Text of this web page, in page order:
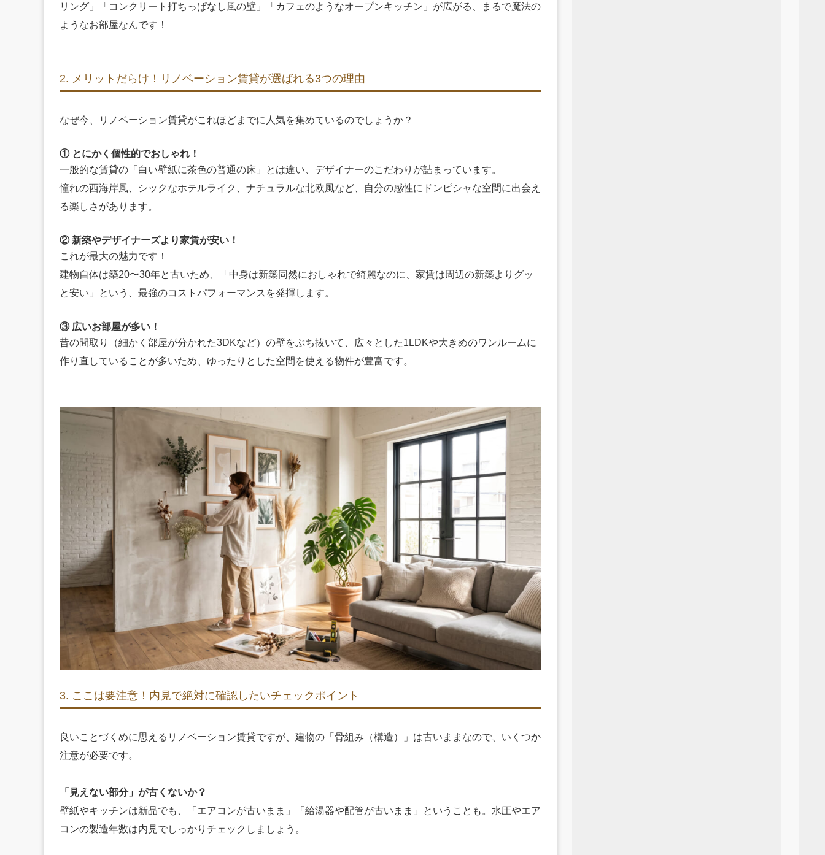
リング」「コンクリート打ちっぱなし風の壁」「カフェのようなオープンキッチン」が広がる、まるで魔法の
ようなお部屋なんです！
2. メリットだらけ！リノベーション賃貸が選ばれる3つの理由
なぜ今、リノベーション賃貸がこれほどまでに人気を集めているのでしょうか？
① とにかく個性的でおしゃれ！
一般的な賃貸の「白い壁紙に茶色の普通の床」とは違い、デザイナーのこだわりが詰まっています。
憧れの西海岸風、シックなホテルライク、ナチュラルな北欧風など、自分の感性にドンピシャな空間に出会え
る楽しさがあります。
② 新築やデザイナーズより家賃が安い！
これが最大の魅力です！
建物自体は築20〜30年と古いため、「中身は新築同然におしゃれで綺麗なのに、家賃は周辺の新築よりグッ
と安い」という、最強のコストパフォーマンスを発揮します。
③ 広いお部屋が多い！
昔の間取り（細かく部屋が分かれた3DKなど）の壁をぶち抜いて、広々とした1LDKや大きめのワンルームに
作り直していることが多いため、ゆったりとした空間を使える物件が豊富です。
3. ここは要注意！内見で絶対に確認したいチェックポイント
良いことづくめに思えるリノベーション賃貸ですが、建物の「骨組み（構造）」は古いままなので、いくつか
注意が必要です。
「見えない部分」が古くないか？
壁紙やキッチンは新品でも、「エアコンが古いまま」「給湯器や配管が古いまま」ということも。水圧やエア
コンの製造年数は内見でしっかりチェックしましょう。